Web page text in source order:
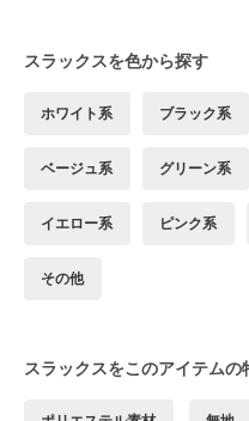
スラックスを色から探す
ホワイト系 ブラック系
ベージュ系 グリーン系
イエロー系 ピンク系
その他
スラックスをこのアイテムの